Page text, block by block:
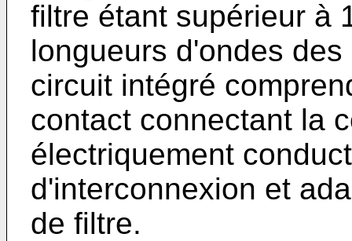
filtre étant supérieur à
longueurs d'ondes
circuit intégré
contact connectant la
électriquement
d'interconnexion et
de filtre.